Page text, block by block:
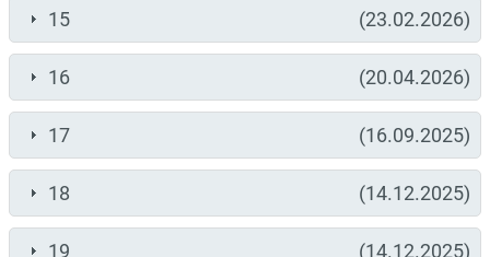
15 (23.02.2026)
16 (20.04.2026)
17 (16.09.2025)
18 (14.12.2025)
19 (14.12.2025)